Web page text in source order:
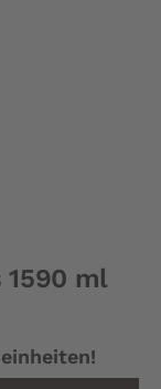
1590 ml